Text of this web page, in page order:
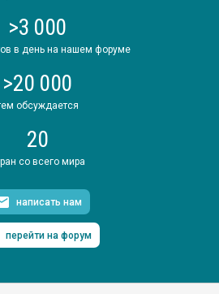
>3 000
в день на нашем форуме
>20 000
обсуждается
20
со всего мира
написать нам
перейти на форум